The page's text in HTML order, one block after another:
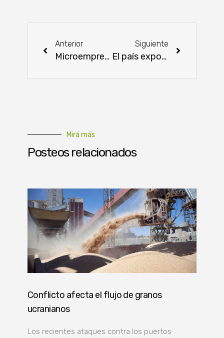
Anterior
Microempresas fueron beneficiadas por Programa de Formalización para Accesos a mercados
Siguiente
El país exportó por más de USD 3.800 millones de enero a agosto de este año
Mirá más
Posteos relacionados
Conflicto afecta el flujo de granos
ucranianos
Los recientes ataques contra los puertos